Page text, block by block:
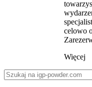
celowo
Więcej